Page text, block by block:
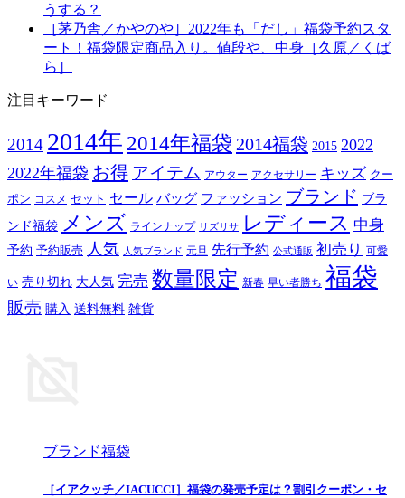
うする？
［茅乃舎／かやのや］2022年も「だし」福袋予約スタ
ート！福袋限定商品入り。値段や、中身［久原／くば
ら］
注目キーワード
2014 2014年 2014年福袋 2014福袋 2015 2022
2022年福袋 お得 アイテム アウター アクセサリー キッズ クー
ポン コスメ セット セール バッグ ファッション ブランド ブラ
ンド福袋 メンズ ラインナップ リズリサ レディース 中身
予約 予約販売 人気 人気ブランド 元旦 先行予約 公式通販 初売り 可愛
い 売り切れ 大人気 完売 数量限定 新春 早い者勝ち 福袋
販売 購入 送料無料 雑貨
ブランド福袋
［イアクッチ／IACUCCI］福袋の発売予定は？割引クーポン・セ